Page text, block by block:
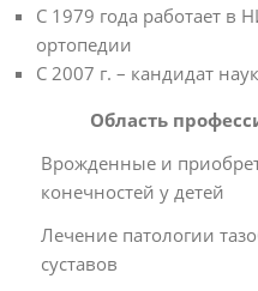
С 1979 года работает в
ортопедии
С 2007 г. – кандидат наук
Область
Врожденные и
конечностей у детей
Лечение патологии
суставов